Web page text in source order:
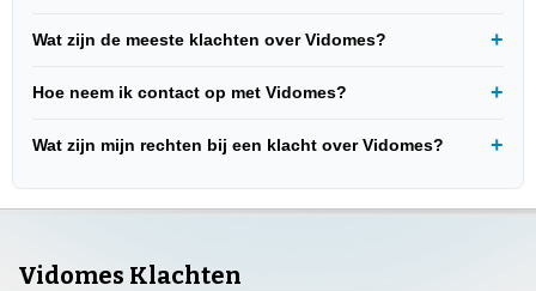
Wat zijn de meeste klachten over Vidomes?
Hoe neem ik contact op met Vidomes?
Wat zijn mijn rechten bij een klacht over Vidomes?
Vidomes Klachten